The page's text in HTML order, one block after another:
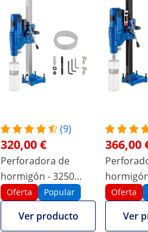
(9)
320,00 €
Perforadora de
hormigón - 3250
watt - 580 rpm -
diámetro de
taladrado máx. 230
Oferta Popular
Ver producto
366,00
Watt -
Oferta
Ver